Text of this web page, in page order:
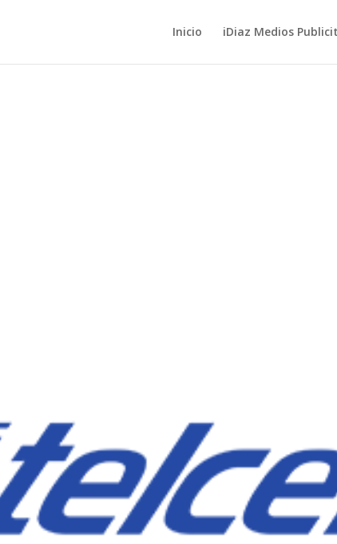
Inicio iDiaz Medios